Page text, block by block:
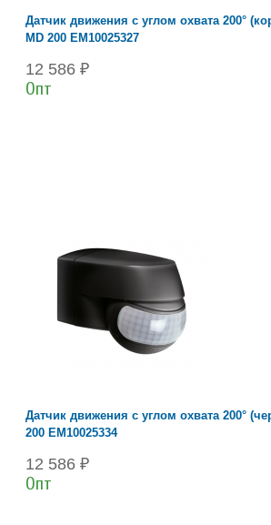
Датчик движения с углом охвата 200°
MD 200 EM10025327
12 586 ₽
Опт
Датчик движения с углом охвата 200°
200 EM10025334
12 586 ₽
Опт